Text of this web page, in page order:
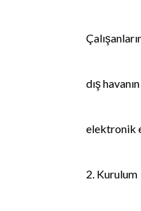
dış
elektronik
2. Kurulum